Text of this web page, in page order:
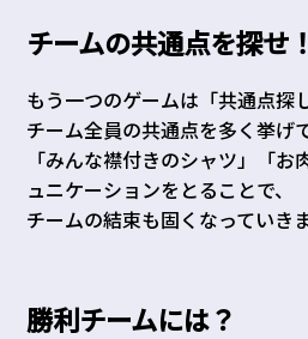
チームの共通点を探せ！
もう一つのゲームは「共通点探
チーム全員の共通点を多く挙げ
「みんな襟付きのシャツ」「お
ュニケーションをとることで、
チームの結束も固くなっていきま
勝利チームには？